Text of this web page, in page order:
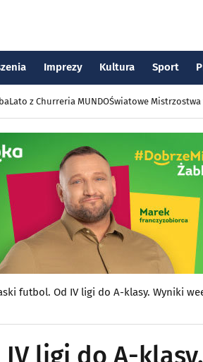
Imprezy Kultura Sport
Lato z Churreria MUNDOŚwiatowe
futbol. Od IV ligi do A-klasy. Wyniki
ligi do A-